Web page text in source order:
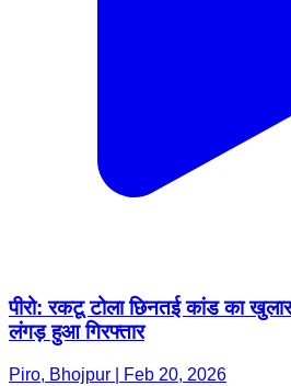
पीरो: रकटू टोला छिनतई कांड का
लंगड़ हुआ गिरफ्तार
Piro, Bhojpur | Feb 20, 2026